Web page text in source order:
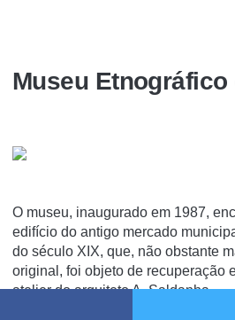
Museu Etnográfico
O museu, inaugurado em 1987,
edifício do antigo mercado
do século XIX, que, não obstante
original, foi objeto de recuperação
atelier do arquiteto A. Saldanha.